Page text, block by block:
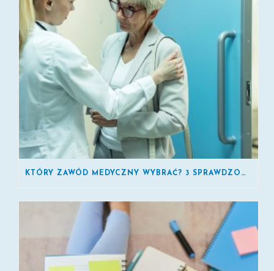
KTÓRY ZAWÓD MEDYCZNY WYBRAĆ? 3 SPRAWDZONE KIERUNKI